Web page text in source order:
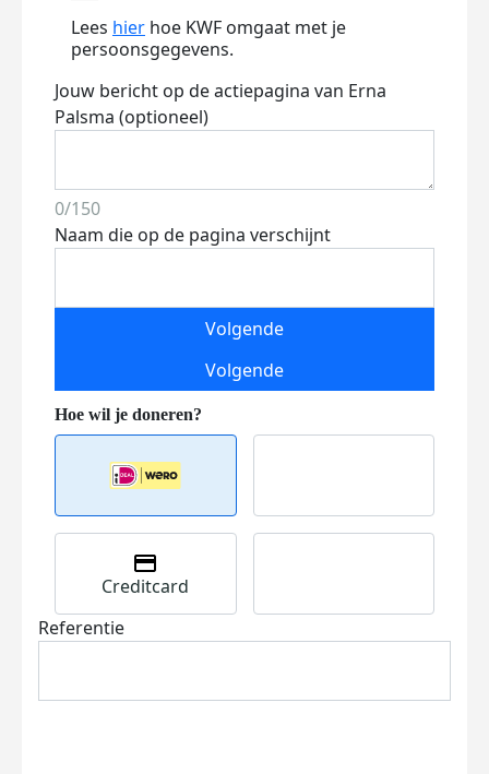
Lees hier hoe KWF omgaat met je
persoonsgegevens.
Jouw bericht op de actiepagina van Erna
Palsma (optioneel)
0/150
Naam die op de pagina verschijnt
Volgende
Volgende
Creditcard
Referentie